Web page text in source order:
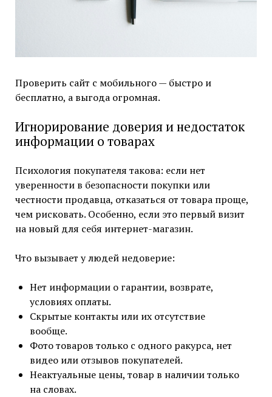
Проверить сайт с мобильного — быстро и
бесплатно, а выгода огромная.
Игнорирование доверия и недостаток
информации о товарах
Психология покупателя такова: если нет
уверенности в безопасности покупки или
честности продавца, отказаться от товара проще,
чем рисковать. Особенно, если это первый визит
на новый для себя интернет-магазин.
Что вызывает у людей недоверие:
Нет информации о гарантии, возврате,
условиях оплаты.
Скрытые контакты или их отсутствие
вообще.
Фото товаров только с одного ракурса, нет
видео или отзывов покупателей.
Неактуальные цены, товар в наличии только
на словах.